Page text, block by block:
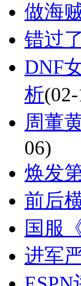
做海
错过
DNF
析
周董
06)
焕发
前后
国服
进军